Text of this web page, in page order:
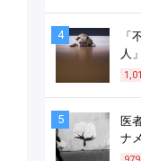
4
「
人
5
医
ナ